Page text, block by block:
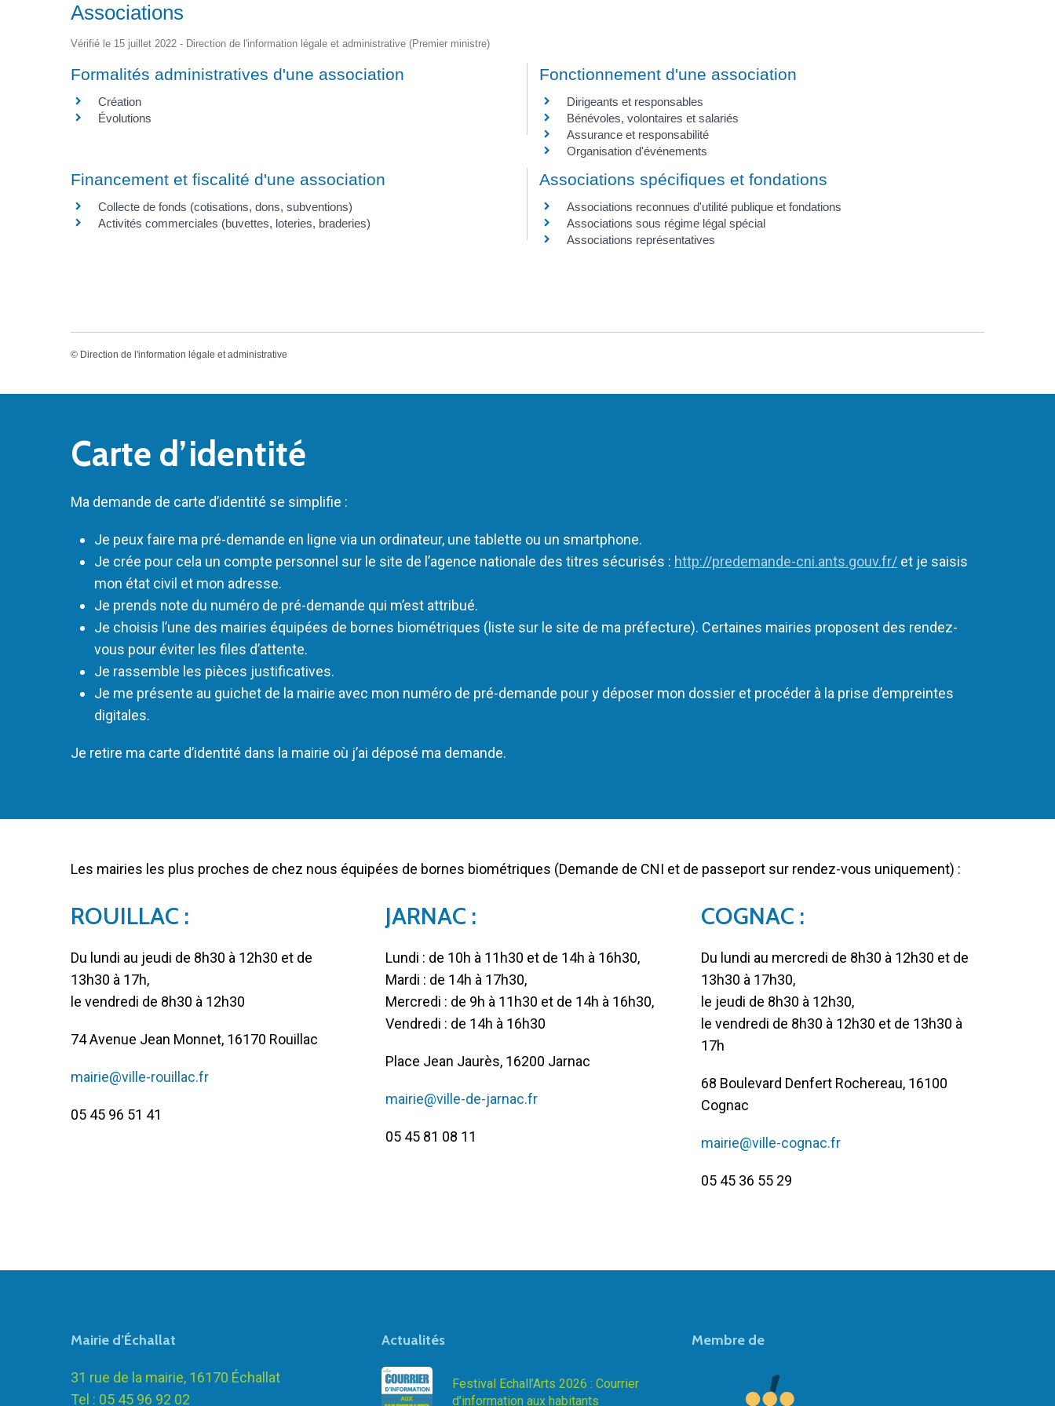
Associations
Vérifié le 15 juillet 2022 - Direction de l'information légale et administrative (Premier ministre)
Formalités administratives d'une association
Création
Évolutions
Fonctionnement d'une association
Dirigeants et responsables
Bénévoles, volontaires et salariés
Assurance et responsabilité
Organisation d'événements
Financement et fiscalité d'une association
Collecte de fonds (cotisations, dons, subventions)
Activités commerciales (buvettes, loteries, braderies)
Associations spécifiques et fondations
Associations reconnues d'utilité publique et fondations
Associations sous régime légal spécial
Associations représentatives
© Direction de l'information légale et administrative
Carte d’identité
Ma demande de carte d’identité se simplifie :
Je peux faire ma pré-demande en ligne via un ordinateur, une tablette ou un smartphone.
Je crée pour cela un compte personnel sur le site de l’agence nationale des titres sécurisés : http://predemande-cni.ants.gouv.fr/ et je saisis
mon état civil et mon adresse.
Je prends note du numéro de pré-demande qui m’est attribué.
Je choisis l’une des mairies équipées de bornes biométriques (liste sur le site de ma préfecture). Certaines mairies proposent des rendez-
vous pour éviter les files d’attente.
Je rassemble les pièces justificatives.
Je me présente au guichet de la mairie avec mon numéro de pré-demande pour y déposer mon dossier et procéder à la prise d’empreintes
digitales.
Je retire ma carte d’identité dans la mairie où j’ai déposé ma demande.
Les mairies les plus proches de chez nous équipées de bornes biométriques (Demande de CNI et de passeport sur rendez-vous uniquement) :
ROUILLAC :
Du lundi au jeudi de 8h30 à 12h30 et de
13h30 à 17h,
le vendredi de 8h30 à 12h30
74 Avenue Jean Monnet, 16170 Rouillac
mairie@ville-rouillac.fr
05 45 96 51 41
JARNAC :
Lundi : de 10h à 11h30 et de 14h à 16h30,
Mardi : de 14h à 17h30,
Mercredi : de 9h à 11h30 et de 14h à 16h30,
Vendredi : de 14h à 16h30
Place Jean Jaurès, 16200 Jarnac
mairie@ville-de-jarnac.fr
05 45 81 08 11
COGNAC :
Du lundi au mercredi de 8h30 à 12h30 et de
13h30 à 17h30,
le jeudi de 8h30 à 12h30,
le vendredi de 8h30 à 12h30 et de 13h30 à
17h
68 Boulevard Denfert Rochereau, 16100
Cognac
mairie@ville-cognac.fr
05 45 36 55 29
Mairie d’Échallat
31 rue de la mairie, 16170 Échallat
Tel : 05 45 96 92 02
Actualités
Festival Echall’Arts 2026 : Courrier
d’information aux habitants
Membre de